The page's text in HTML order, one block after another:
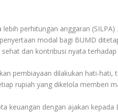
perhitungan anggaran
modal bagi BUMD
dan kontribusi nyata
pembiayaan dilakukan hati-hati,
rupiah yang dikelola memberi
keuangan dengan ajakan